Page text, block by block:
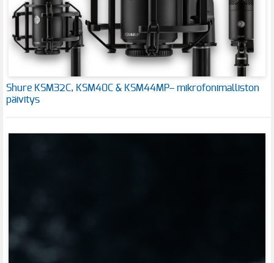
Shure KSM32C, KSM40C & KSM44MP– mikrofonimalliston
päivitys